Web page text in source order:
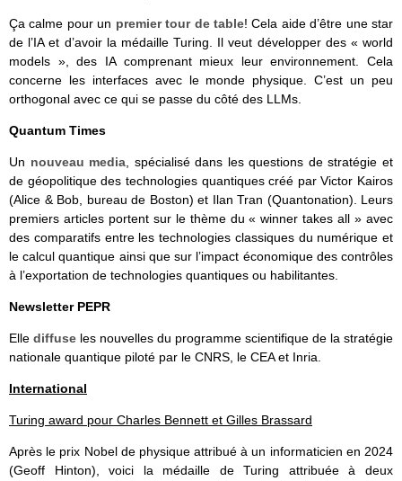
Ça calme pour un premier tour de table! Cela aide d’être une star
de l’IA et d’avoir la médaille Turing. Il veut développer des « world
models », des IA comprenant mieux leur environnement. Cela
concerne les interfaces avec le monde physique. C’est un peu
orthogonal avec ce qui se passe du côté des LLMs.
Quantum Times
Un nouveau media , spécialisé dans les questions de stratégie et
de géopolitique des technologies quantiques créé par Victor Kairos
(Alice & Bob, bureau de Boston) et Ilan Tran (Quantonation). Leurs
premiers articles portent sur le thème du « winner takes all » avec
des comparatifs entre les technologies classiques du numérique et
le calcul quantique ainsi que sur l’impact économique des contrôles
à l’exportation de technologies quantiques ou habilitantes.
Newsletter PEPR
Elle diffuse les nouvelles du programme scientifique de la stratégie
nationale quantique piloté par le CNRS, le CEA et Inria.
International
Turing award pour Charles Bennett et Gilles Brassard
Après le prix Nobel de physique attribué à un informaticien en 2024
(Geoff Hinton), voici la médaille de Turing attribuée à deux